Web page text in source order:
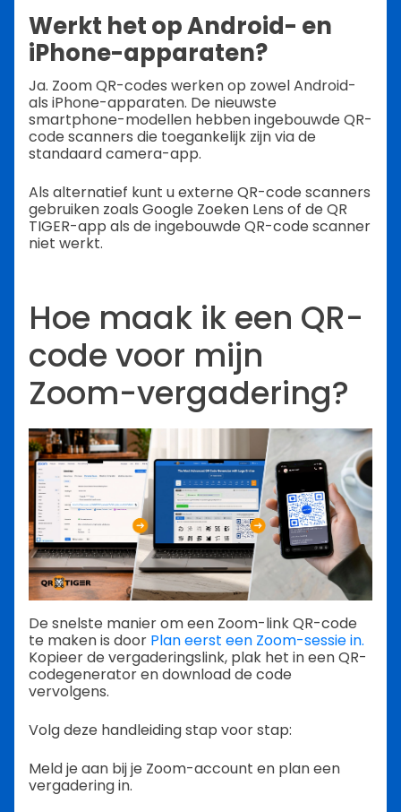
Werkt het op Android- en
iPhone-apparaten?
Ja. Zoom QR-codes werken op zowel Android-
als iPhone-apparaten. De nieuwste
smartphone-modellen hebben ingebouwde QR-
code scanners die toegankelijk zijn via de
standaard camera-app.
Als alternatief kunt u externe QR-code scanners
gebruiken zoals Google Zoeken Lens of de QR
TIGER-app als de ingebouwde QR-code scanner
niet werkt.
Hoe maak ik een QR-
code voor mijn
Zoom-vergadering?
De snelste manier om een Zoom-link QR-code
te maken is door Plan eerst een Zoom-sessie in.
Kopieer de vergaderingslink, plak het in een QR-
codegenerator en download de code
vervolgens.
Volg deze handleiding stap voor stap:
Meld je aan bij je Zoom-account en plan een
vergadering in.